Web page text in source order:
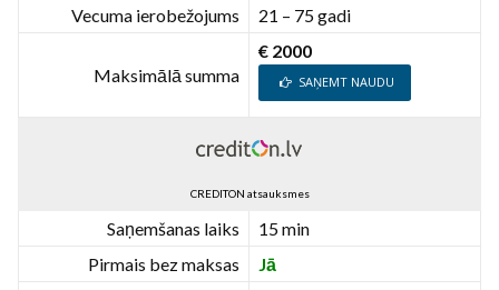
Vecuma ierobežojums
21 – 75 gadi
Maksimālā summa
€ 2000
SAŅEMT NAUDU
CREDITON atsauksmes
Saņemšanas laiks
15 min
Pirmais bez maksas
Jā